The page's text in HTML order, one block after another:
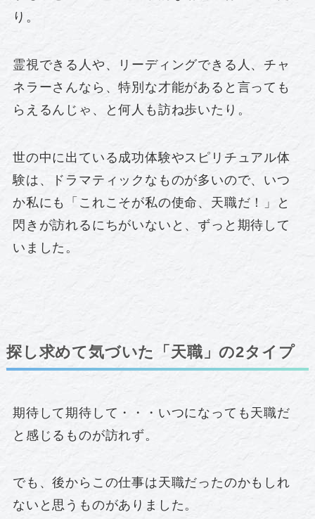
り。
霊視できる人や、リーディングできる人、チャ
ネラーさんなら、特別な才能があると言っても
らえるんじゃ、と何人も訪ね歩いたり。
世の中に出ている成功体験やスピリチュアル体
験は、ドラマティックなものが多いので、いつ
か私にも「これこそが私の使命、天職だ！」と
閃きが訪れるにちがいないと、ずっと期待して
いました。
探し求めて気づいた「天職」の2タイプ
期待して期待して・・・いつになっても天職だ
と感じるものが訪れず。
でも、後からこの仕事は天職だったのかもしれ
ないと思うものがありました。